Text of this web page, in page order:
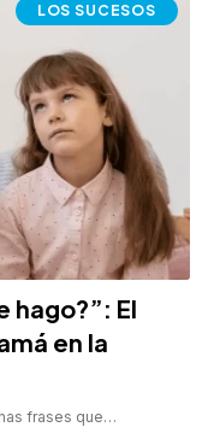
LOS SUCESOS
hago?”: El
en la
frases que…